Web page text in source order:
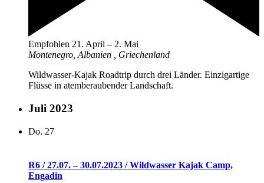
Empfohlen 21. April – 2. Mai
Montenegro, Albanien
, Griechenland
Wildwasser-Kajak Roadtrip durch drei Länder. Einzigartige
Flüsse in atemberaubender Landschaft.
Juli 2023
Do. 27
R6 / 27.07. – 30.07.2023 / Wildwasser Kajak Camp,
Engadin